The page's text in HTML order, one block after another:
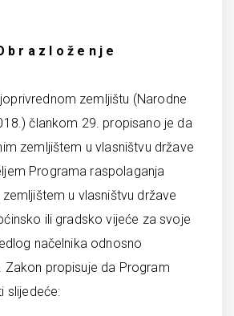
b r a z l o ž e n j e
zemljištu (Narodne
člankom 29. propisano je da
zemljištem u vlasništvu države
Programa raspolaganja
u vlasništvu države
ili gradsko vijeće za svoje
načelnika odnosno
Zakon propisuje da Program
slijedeće: